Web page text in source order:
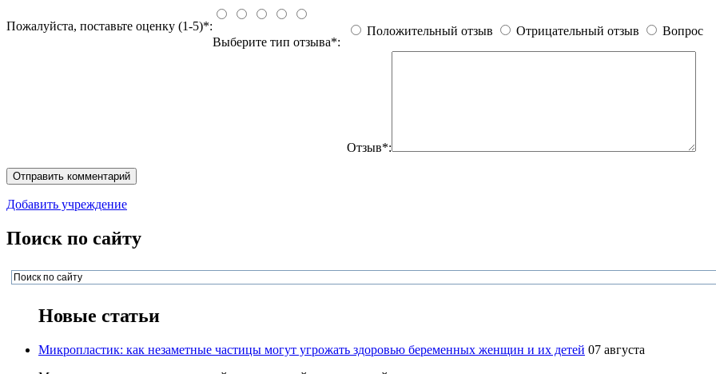
Пожалуйста, поставьте оценку (1-5)*:
Выберите тип отзыва*:
Положительный отзыв Отрицательный отзыв Вопрос
Отзыв*:
Добавить учреждение
Поиск по сайту
Новые статьи
Микропластик: как незаметные частицы могут угрожать здоровью беременных женщин и их детей 07 августа